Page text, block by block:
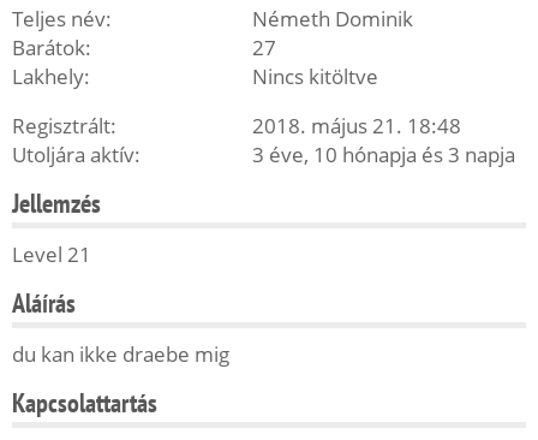
Teljes név:
Németh Dominik
Barátok:
27
Lakhely:
Nincs kitöltve
Regisztrált:
2018. május 21. 18:48
Utoljára aktív:
3 éve, 10 hónapja és 3 napja
Jellemzés
Level 21
Aláírás
du kan ikke draebe mig
Kapcsolattartás